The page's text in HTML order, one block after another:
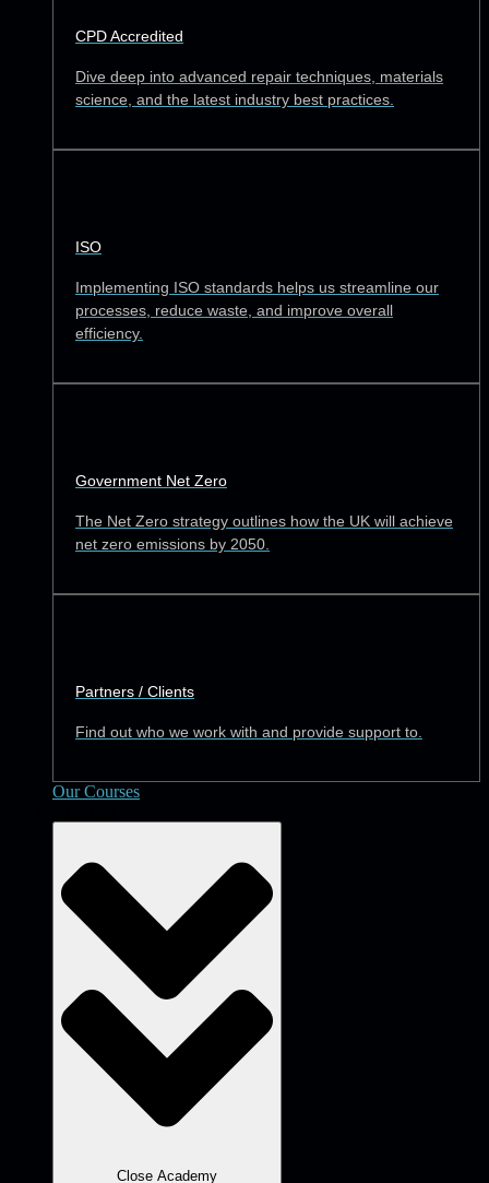
CPD Accredited
Dive deep into advanced repair techniques, materials
science, and the latest industry best practices.
ISO
Implementing ISO standards helps us streamline our
processes, reduce waste, and improve overall
efficiency.
Government Net Zero
The Net Zero strategy outlines how the UK will achieve
net zero emissions by 2050.
Partners / Clients
Find out who we work with and provide support to.
Our Courses
Close Academy